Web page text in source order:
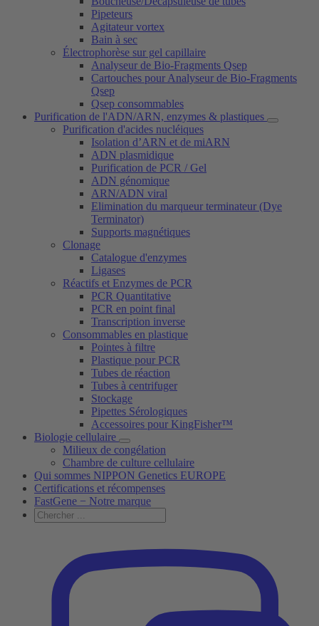
Pipeteurs
Agitateur vortex
Bain à sec
Électrophorèse sur gel capillaire
Analyseur de Bio-Fragments Qsep
Cartouches pour Analyseur de Bio-Fragments
Qsep
Qsep consommables
Purification de l'ADN/ARN, enzymes & plastiques
Purification d'acides nucléiques
Isolation d’ARN et de miARN
ADN plasmidique
Purification de PCR / Gel
ADN génomique
ARN/ADN viral
Elimination du marqueur terminateur (Dye
Terminator)
Supports magnétiques
Clonage
Catalogue d'enzymes
Ligases
Réactifs et Enzymes de PCR
PCR Quantitative
PCR en point final
Transcription inverse
Consommables en plastique
Pointes à filtre
Plastique pour PCR
Tubes de réaction
Tubes à centrifuger
Stockage
Pipettes Sérologiques
Accessoires pour KingFisher™
Biologie cellulaire
Milieux de congélation
Chambre de culture cellulaire
Qui sommes NIPPON Genetics EUROPE
Certifications et récompenses
FastGene − Notre marque